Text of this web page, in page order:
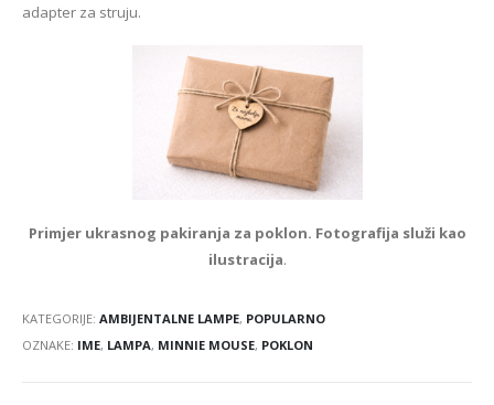
adapter za struju.
Primjer ukrasnog pakiranja za poklon. Fotografija služi kao
ilustracija.
KATEGORIJE: AMBIJENTALNE LAMPE, POPULARNO
OZNAKE: IME, LAMPA, MINNIE MOUSE, POKLON